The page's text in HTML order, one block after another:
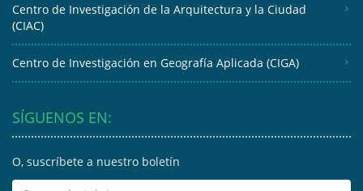
Centro de Investigación de la Arquitectura y la Ciudad
(CIAC)
Centro de Investigación en Geografía Aplicada (CIGA)
SÍGUENOS EN:
O, suscríbete a nuestro boletín